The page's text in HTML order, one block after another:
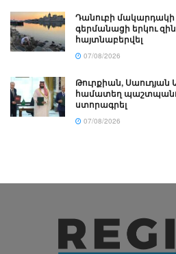
Դանուբի մակարդակի
գերմանացի երկու
հայտնաբերվել
07/08/2026
Թուրքիան,
համատեղ
ստորագրել
07/08/2026